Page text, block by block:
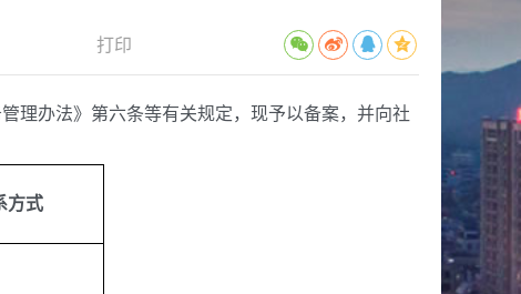
打印
理办法》第六条等有关规定，现予以备案，并向社
方式